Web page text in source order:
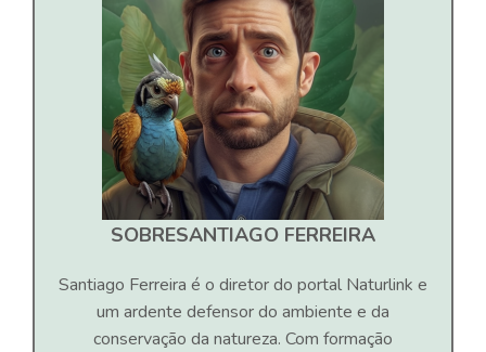
SOBRESANTIAGO FERREIRA
Santiago Ferreira é o diretor do portal Naturlink e
um ardente defensor do ambiente e da
conservação da natureza. Com formação